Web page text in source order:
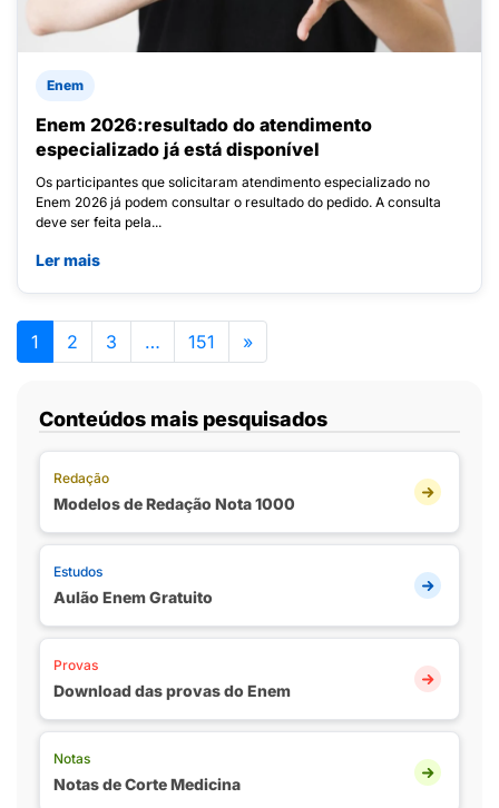
Enem
Enem 2026:resultado do atendimento
especializado já está disponível
Os participantes que solicitaram atendimento especializado no
Enem 2026 já podem consultar o resultado do pedido. A consulta
deve ser feita pela...
Ler mais
1 2 3 … 151 »
Conteúdos mais pesquisados
Redação
Modelos de Redação Nota 1000
Estudos
Aulão Enem Gratuito
Provas
Download das provas do Enem
Notas
Notas de Corte Medicina